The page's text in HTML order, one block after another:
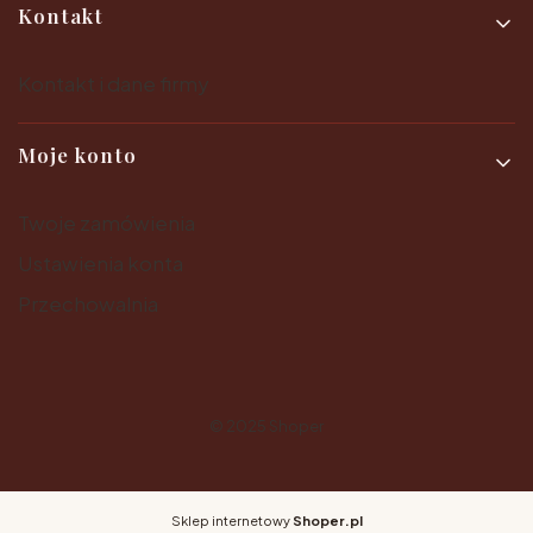
Kontakt
Moje konto
Sklep internetowy Shoper.pl